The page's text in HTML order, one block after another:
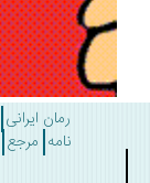
رمان ایرانی
مرجع